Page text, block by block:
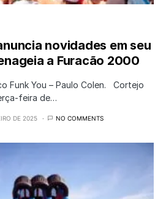
novidades em seu
a Furacão 2000
Funk You – Paulo Colen. Cortejo
feira de…
DE 2025 NO COMMENTS